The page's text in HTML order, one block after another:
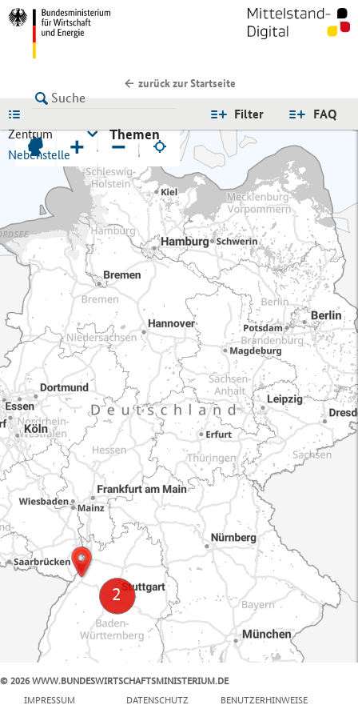
zurück zur Startseite
FAQ
Filter
Zentrum
Nebenstelle
Themen
+ −
© 2026 WWW.BUNDESWIRTSCHAFTSMINISTERIUM.DE
IMPRESSUM
DATENSCHUTZ BENUTZERHINWEISE